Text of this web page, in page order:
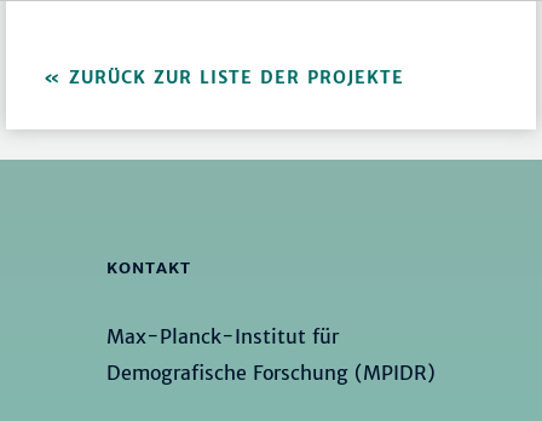
ZURÜCK ZUR LISTE DER PROJEKTE
KONTAKT
Max-Planck-Institut für
Demografische Forschung (MPIDR)